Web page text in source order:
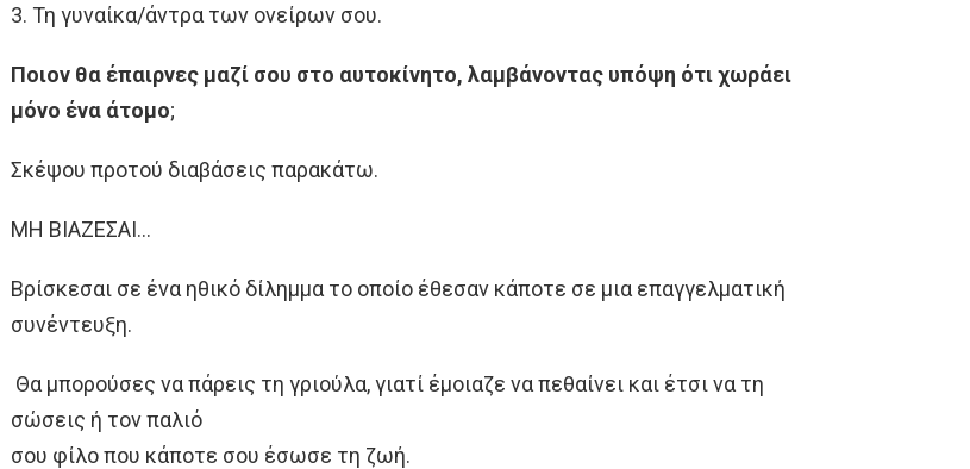
3. Τη γυναίκα/άντρα των ονείρων σου.
Ποιον θα έπαιρνες μαζί σου στο αυτοκίνητο, λαμβάνοντας υπόψη ότι χωράει
μόνο ένα άτομο;
Σκέψου προτού διαβάσεις παρακάτω.
ΜΗ ΒΙΑΖΕΣΑΙ…
Βρίσκεσαι σε ένα ηθικό δίλημμα το οποίο έθεσαν κάποτε σε μια επαγγελματική
συνέντευξη.
Θα μπορούσες να πάρεις τη γριούλα, γιατί έμοιαζε να πεθαίνει και έτσι να τη
σώσεις ή τον παλιό
σου φίλο που κάποτε σου έσωσε τη ζωή.